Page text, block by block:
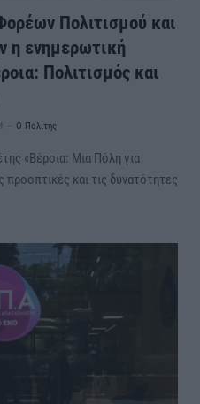
Πολιτισμού και
η ενημερωτική
Πολιτισμός και
Ο Πολίτης
«Βέροια: Μια Πόλη για
προοπτικές και τις δυνατότητες